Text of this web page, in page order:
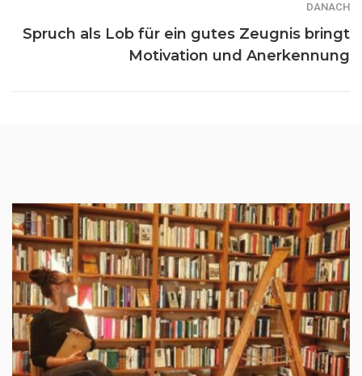
DANACH
Spruch als Lob für ein gutes Zeugnis bringt
Motivation und Anerkennung